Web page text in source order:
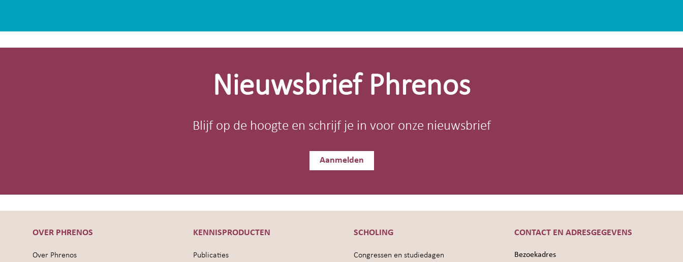
footer
Nieuwsbrief Phrenos
Blijf op de hoogte en schrijf je in voor onze nieuwsbrief
Aanmelden
OVER PHRENOS
Over Phrenos
KENNISPRODUCTEN
Publicaties
SCHOLING
Congressen en studiedagen
CONTACT EN ADRESGEGEVENS
Bezoekadres